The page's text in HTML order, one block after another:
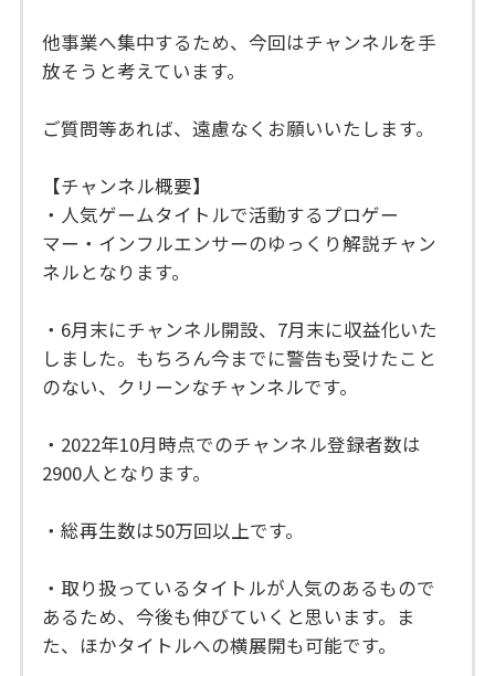
他事業へ集中するため、今回はチャンネルを手
放そうと考えています。
ご質問等あれば、遠慮なくお願いいたします。
【チャンネル概要】
・人気ゲームタイトルで活動するプロゲー
マー・インフルエンサーのゆっくり解説チャン
ネルとなります。
・6月末にチャンネル開設、7月末に収益化いた
しました。もちろん今までに警告も受けたこと
のない、クリーンなチャンネルです。
・2022年10月時点でのチャンネル登録者数は
2900人となります。
・総再生数は50万回以上です。
・取り扱っているタイトルが人気のあるもので
あるため、今後も伸びていくと思います。ま
た、ほかタイトルへの横展開も可能です。